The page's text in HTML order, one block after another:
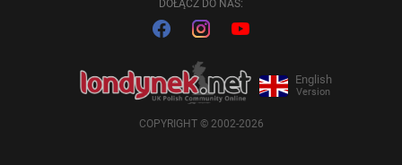
DOŁĄCZ DO NAS:
English
Version
COPYRIGHT © 2002-2026